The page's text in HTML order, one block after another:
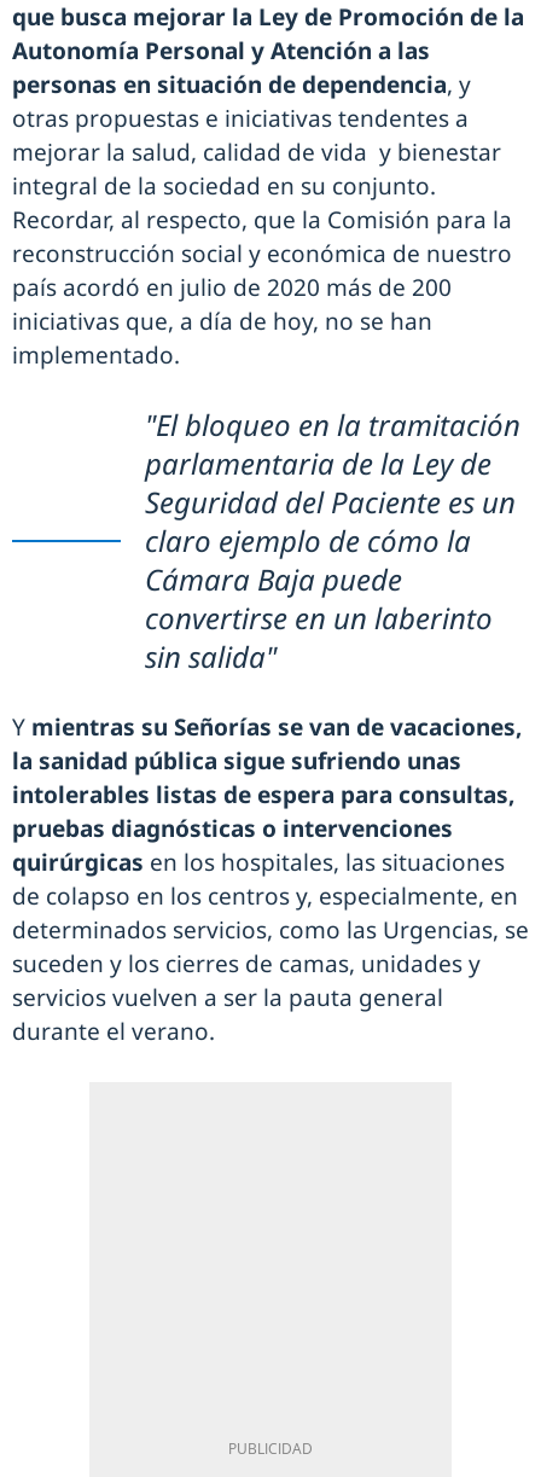
que busca mejorar la Ley de Promoción de la
Autonomía Personal y Atención a las
personas en situación de dependencia, y
otras propuestas e iniciativas tendentes a
mejorar la salud, calidad de vida y bienestar
integral de la sociedad en su conjunto.
Recordar, al respecto, que la Comisión para la
reconstrucción social y económica de nuestro
país acordó en julio de 2020 más de 200
iniciativas que, a día de hoy, no se han
implementado.
"El bloqueo en la tramitación
parlamentaria de la Ley de
Seguridad del Paciente es un
claro ejemplo de cómo la
Cámara Baja puede
convertirse en un laberinto
sin salida"
Y mientras su Señorías se van de vacaciones,
la sanidad pública sigue sufriendo unas
intolerables listas de espera para consultas,
pruebas diagnósticas o intervenciones
quirúrgicas en los hospitales, las situaciones
de colapso en los centros y, especialmente, en
determinados servicios, como las Urgencias, se
suceden y los cierres de camas, unidades y
servicios vuelven a ser la pauta general
durante el verano.